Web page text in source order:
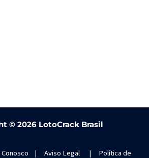
© 2026 LotoCrack Brasil
Conosco | Aviso Legal | Política de